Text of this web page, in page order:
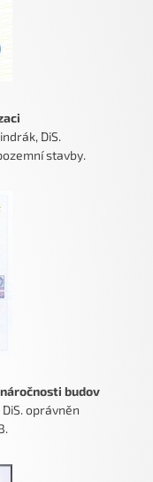
DiS.
stavby.
budov
DiS. oprávněn